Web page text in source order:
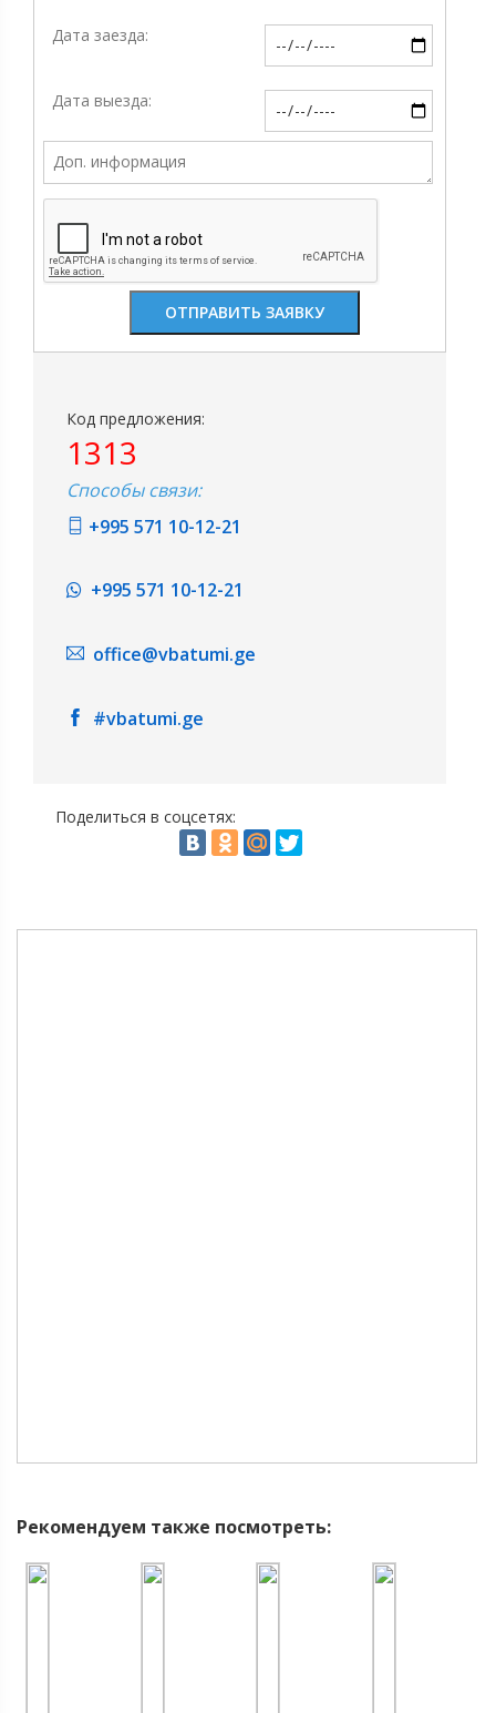
Дата заезда:
Дата выезда:
Код предложения:
1313
Способы связи:
+995 571 10-12-21
+995 571 10-12-21
office@vbatumi.ge
#vbatumi.ge
Поделиться в соцсетях:
Рекомендуем также посмотреть: